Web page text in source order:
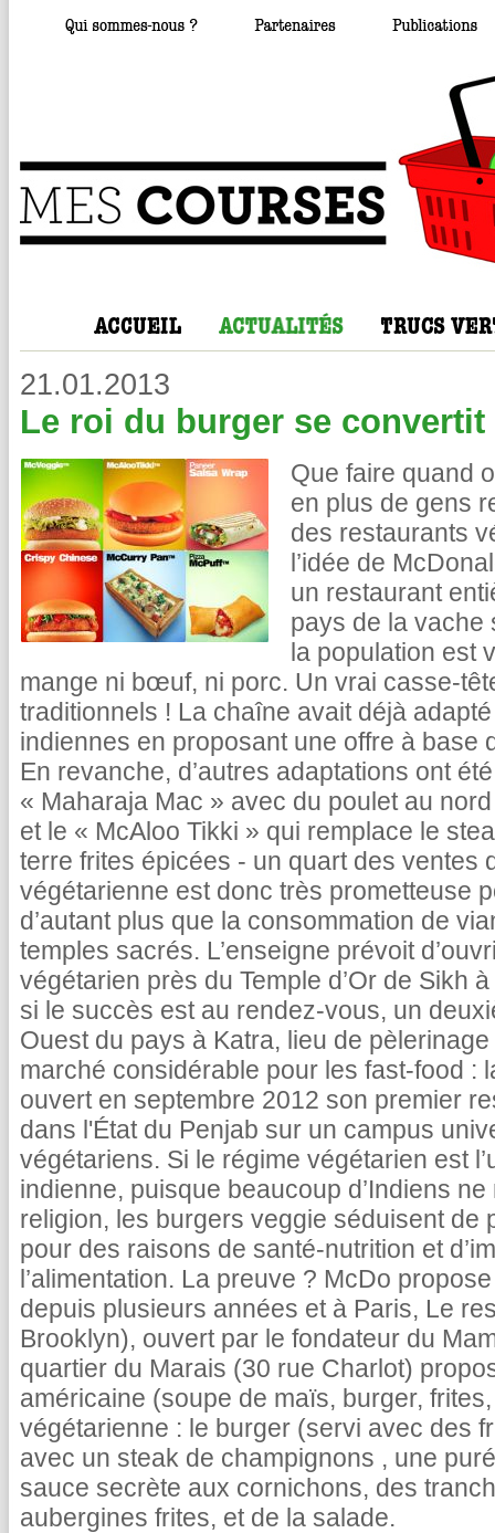
21.01.2013
Le roi du burger se convertit
Que faire quand
en plus de gens
des restaurants
l’idée de
un restaurant
pays de la vache
la population est
mange ni bœuf, ni porc. Un vrai casse-
traditionnels ! La chaîne avait déjà
indiennes en proposant une offre à base
En revanche, d’autres adaptations ont
« Maharaja Mac » avec du poulet au
et le « McAloo Tikki » qui remplace le
terre frites épicées - un quart des ventes
végétarienne est donc très prometteuse
d’autant plus que la consommation de
temples sacrés. L’enseigne prévoit
végétarien près du Temple d’Or de Sikh
si le succès est au rendez-vous, un
Ouest du pays à Katra, lieu de
marché considérable pour les fast-food :
ouvert en septembre 2012 son premier
dans l'État du Penjab sur un campus
végétariens. Si le régime végétarien est
indienne, puisque beaucoup d’Indiens
religion, les burgers veggie séduisent de
pour des raisons de santé-nutrition et
l’alimentation. La preuve ? McDo
depuis plusieurs années et à Paris, Le
Brooklyn), ouvert par le fondateur du
quartier du Marais (30 rue Charlot)
américaine (soupe de maïs, burger,
végétarienne : le burger (servi avec des
avec un steak de champignons , une
sauce secrète aux cornichons, des
aubergines frites, et de la salade.